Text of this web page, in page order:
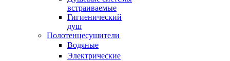
встраиваемые
Гигиенический
душ
Полотенцесушители
ㅤВодяные
ㅤЭлектрические